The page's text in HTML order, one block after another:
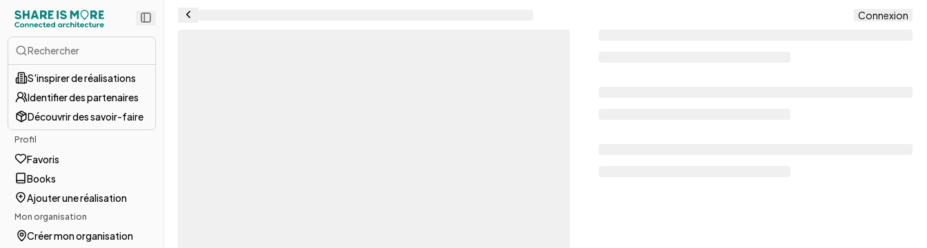
Rechercher
S'inspirer de réalisations
Identifier des partenaires
Découvrir des savoir-faire
Profil
Favoris
Books
Ajouter une réalisation
Mon organisation
Créer mon organisation
Connexion